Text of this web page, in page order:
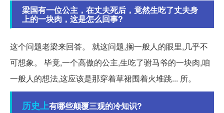
梁国有一位公主，在丈夫死后，竟然生吃了丈夫身
上的一块肉，这是怎么回事?
这个问题老梁来回答。 就这问题,搁一般人的眼里,几乎不
可想象。 毕竟,一个高傲的公主,生吃了驸马爷的一块肉,咱
一般人的想法,这应该是那穿着草裙围着火堆跳... 所。
历史上有哪些颠覆三观的冷知识?